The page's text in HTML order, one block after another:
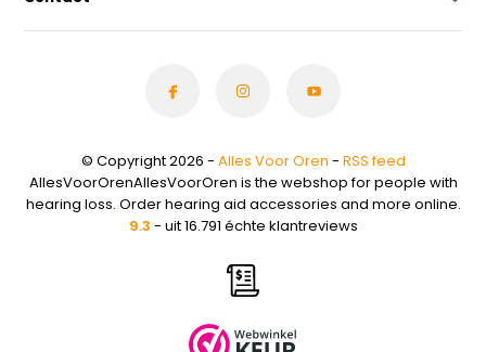
© Copyright 2026 - Alles Voor Oren - RSS feed
AllesVoorOrenAllesVoorOren is the webshop for people with
hearing loss. Order hearing aid accessories and more online.
9.3 - uit 16.791 échte klantreviews